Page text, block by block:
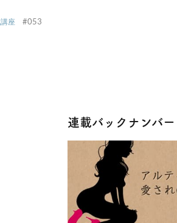
座 #053
連載バックナンバー